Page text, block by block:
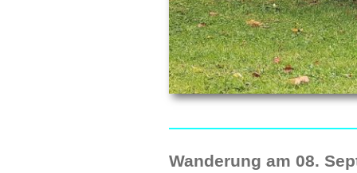
Wanderung am 08.